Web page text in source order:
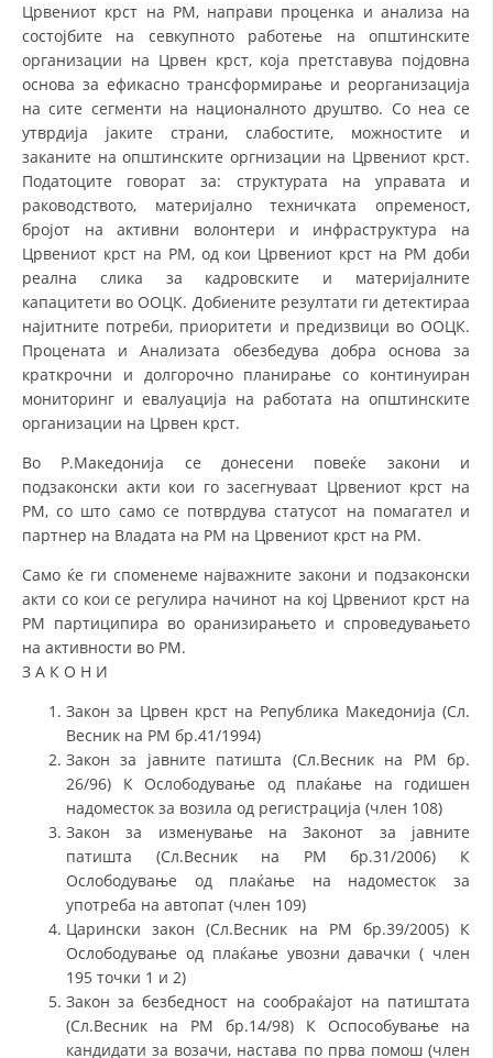
ЗА НАС
ДЕЈСТВУВАЊЕ
ПРИРАЧНИЦИ
СТРАТЕГИИ
ЕДУКАТИВНО ИНФОРМАТИВНИ МАТЕРИЈАЛИ
БРОШУРИ
ПОСТЕРИ
ПРЕЗЕНТАЦИИ
Црвениот крст на РМ, направи проценка и анализа на
состојбите на севкупното работење на општинските
организации на Црвен крст, која претставува појдовна
основа за ефикасно трансформирање и реорганизација
на сите сегменти на националното друштво. Со неа се
утврдија јаките страни, слабостите, можностите и
заканите на општинските оргнизации на Црвениот крст.
Податоците говорат за: структурата на управата и
раководството, материјално техничката опременост,
бројот на активни волонтери и инфраструктура на
Црвениот крст на РМ, од кои Црвениот крст на РМ доби
реална слика за кадровските и материјалните
капацитети во ООЦК. Добиените резултати ги детектираа
најитните потреби, приоритети и предизвици во ООЦК.
Процената и Анализата обезбедува добра основа за
краткрочни и долгорочно планирање со континуиран
мониторинг и евалуација на работата на општинските
организации на Црвен крст.
Во Р.Македонија се донесени повеќе закони и
подзаконски акти кои го засегнуваат Црвениот крст на
РМ, со што само се потврдува статусот на помагател и
партнер на Владата на РМ на Црвениот крст на РМ.
Само ќе ги споменеме најважните закони и подзаконски
акти со кои се регулира начинот на кој Црвениот крст на
РМ партиципира во оранизирањето и спроведувањето
на активности во РМ.
З А К О Н И
Закон за Црвен крст на Република Македонија (Сл.
Весник на РМ бр.41/1994)
Закон за јавните патишта (Сл.Весник на РМ бр.
26/96) К Ослободување од плаќање на годишен
надоместок за возила од регистрација (член 108)
Закон за изменување на Законот за јавните
патишта (Сл.Весник на РМ бр.31/2006) К
Ослободување од плаќање на надоместок за
употреба на автопат (член 109)
Царински закон (Сл.Весник на РМ бр.39/2005) К
Ослободување од плаќање увозни давачки ( член
195 точки 1 и 2)
Закон за безбедност на сообраќајот на патиштата
(Сл.Весник на РМ бр.14/98) К Оспособување на
кандидати за возачи, настава по прва помош (член